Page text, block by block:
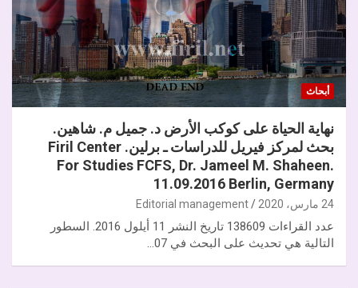
أبحاث
نهاية الحياة على كوكب الأرض د. جميل م. شاهين.
بحث لمركز فيريل للدراسات ـ برلين. Firil Center
For Studies FCFS, Dr. Jameel M. Shaheen.
11.09.2016 Berlin, Germany
24 مارس، 2020 Editorial management
عدد القراءات 138609 تاريخ النشر 11 أيلول 2016. السطور
التالية هي تحديث على البحث في 07…